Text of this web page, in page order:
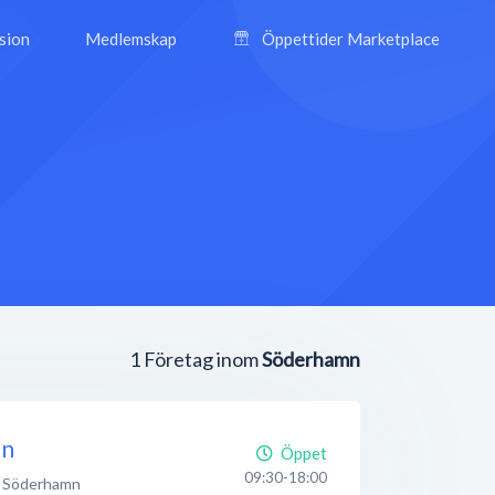
Medlemskap Öppettider Marketplace
1 Företag inomSöderhamn
Söderhamn
Öppet
09:30-18:00